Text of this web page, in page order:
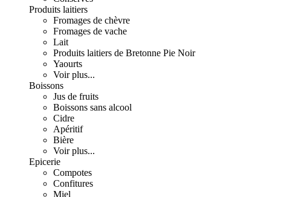
Produits laitiers
Fromages de chèvre
Fromages de vache
Lait
Produits laitiers de Bretonne Pie Noir
Yaourts
Voir plus...
Boissons
Jus de fruits
Boissons sans alcool
Cidre
Apéritif
Bière
Voir plus...
Epicerie
Compotes
Confitures
Miel